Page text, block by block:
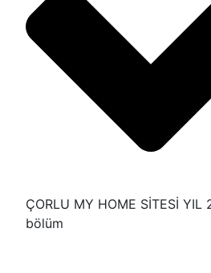
ÇORLU MY HOME SİTESİ YIL
bölüm